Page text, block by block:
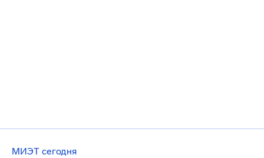
МИЭТ сегодня